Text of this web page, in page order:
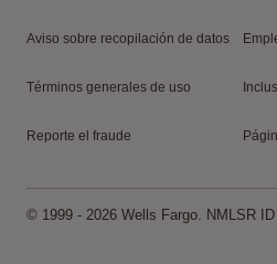
Aviso sobre recopilación de datos
Términos generales de uso
Reporte el fraude
© 1999 - 2026 Wells Fargo. NMLSR ID